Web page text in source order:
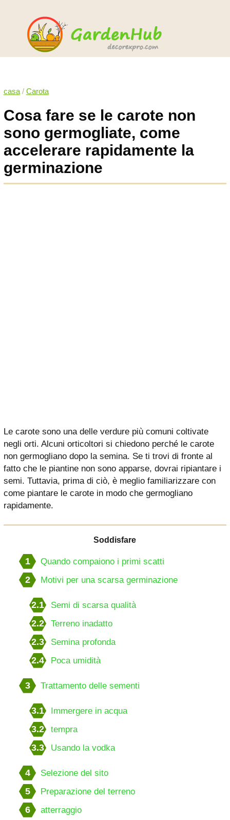
casa/ Carota
Cosa fare se le carote non
sono germogliate, come
accelerare rapidamente la
germinazione
Le carote sono una delle verdure più comuni coltivate
negli orti. Alcuni orticoltori si chiedono perché le carote
non germogliano dopo la semina. Se ti trovi di fronte al
fatto che le piantine non sono apparse, dovrai ripiantare i
semi. Tuttavia, prima di ciò, è meglio familiarizzare con
come piantare le carote in modo che germogliano
rapidamente.
Soddisfare
1 Quando compaiono i primi scatti
2 Motivi per una scarsa germinazione
2.1 Semi di scarsa qualità
2.2 Terreno inadatto
2.3 Semina profonda
2.4 Poca umidità
3 Trattamento delle sementi
3.1 Immergere in acqua
3.2 tempra
3.3 Usando la vodka
4 Selezione del sito
5 Preparazione del terreno
6 atterraggio